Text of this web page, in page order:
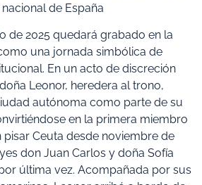
de España
de 2025 quedará grabado en la
una jornada simbólica de
En un acto de discreción
Leonor, heredera al trono,
autónoma como parte de su
en la primera miembro
pisar Ceuta desde noviembre de
don Juan Carlos y doña Sofía
última vez. Acompañada por sus